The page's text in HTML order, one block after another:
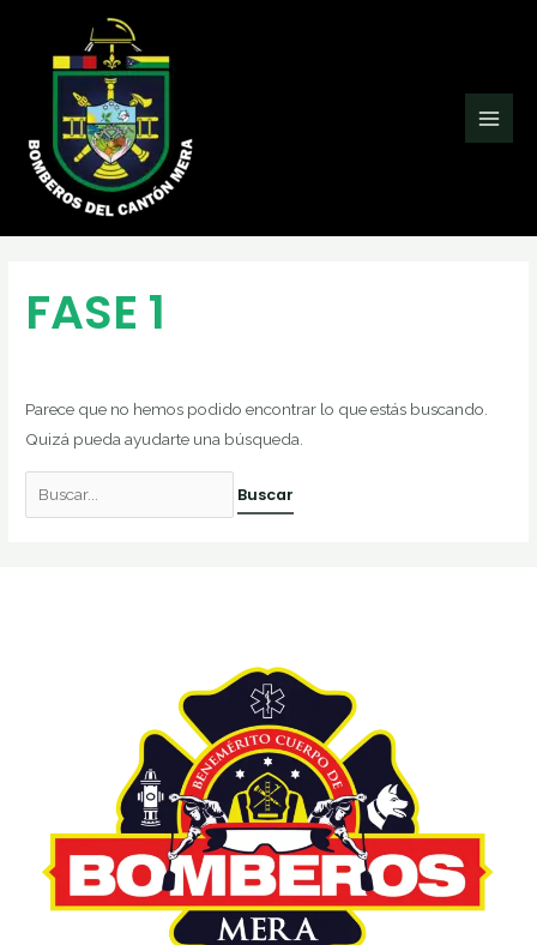
contenido
FASE 1
Parece que no hemos podido encontrar lo que estás buscando.
Quizá pueda ayudarte una búsqueda.